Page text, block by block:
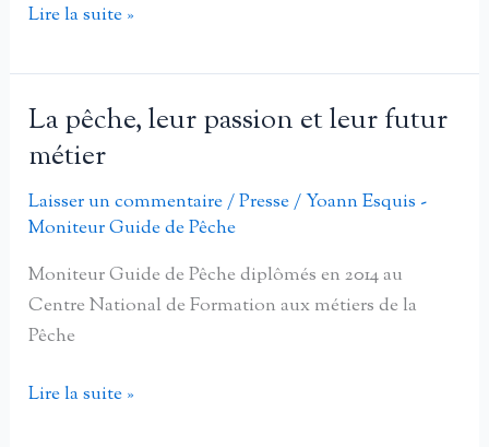
Sauvegarder
moule
perlière
de
la
Leyrenne
Lire la suite »
La pêche, leur passion et leur futur
métier
Laisser un commentaire/Presse/Yoann Esquis -
Moniteur Guide de Pêche
Moniteur Guide de Pêche diplômés en 2014 au
Centre National de Formation aux métiers de la
Pêche
La
Lire la suite »